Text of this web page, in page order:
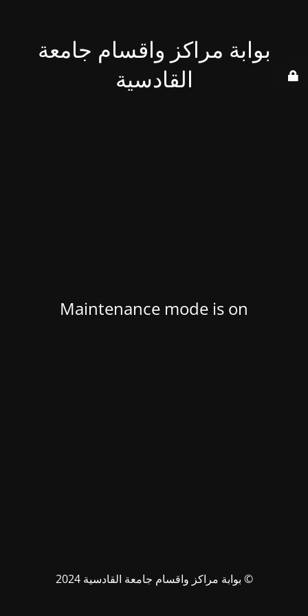
بوابة مراكز واقسام جامعة
القادسية
Maintenance mode is on
© بوابة مراكز واقسام جامعة القادسية 2024